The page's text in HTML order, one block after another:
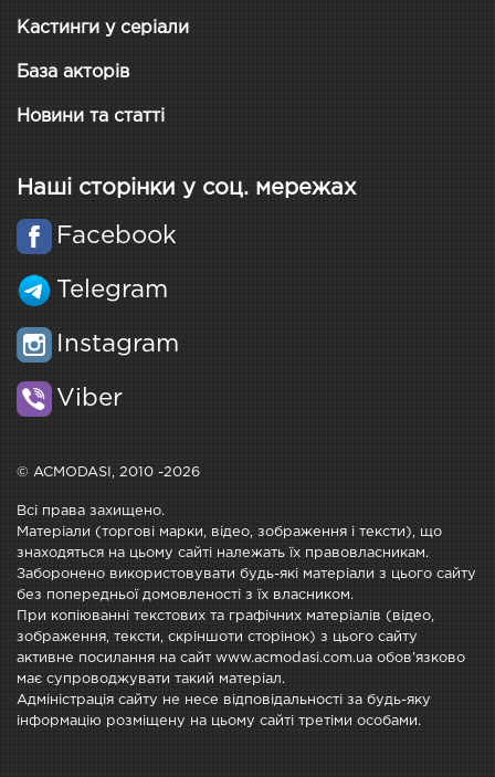
Кастинги у серіали
База акторів
Новини та статті
Наші сторінки у соц. мережах
Facebook
Telegram
Instagram
Viber
© ACMODASI, 2010 -2026
Всі права захищено.
Матеріали (торгові марки, відео, зображення і тексти), що
знаходяться на цьому сайті належать їх правовласникам.
Заборонено використовувати будь-які матеріали з цього сайту
без попередньої домовленості з їх власником.
При копіюванні текстових та графічних матеріалів (відео,
зображення, тексти, скріншоти сторінок) з цього сайту
активне посилання на сайт www.acmodasi.com.ua обов'язково
має супроводжувати такий матеріал.
Адміністрація сайту не несе відповідальності за будь-яку
інформацію розміщену на цьому сайті третіми особами.